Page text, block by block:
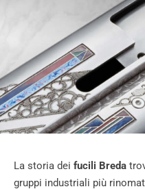
La storia dei fucili Breda
gruppi industriali più